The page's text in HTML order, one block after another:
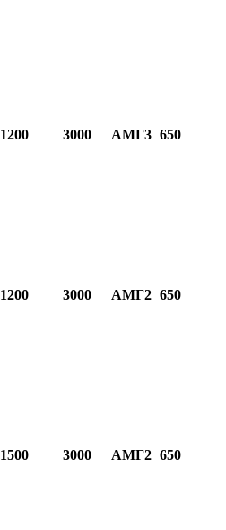
1200 3000 АМГ3 650
1200 3000 АМГ2 650
1500 3000 АМГ2 650